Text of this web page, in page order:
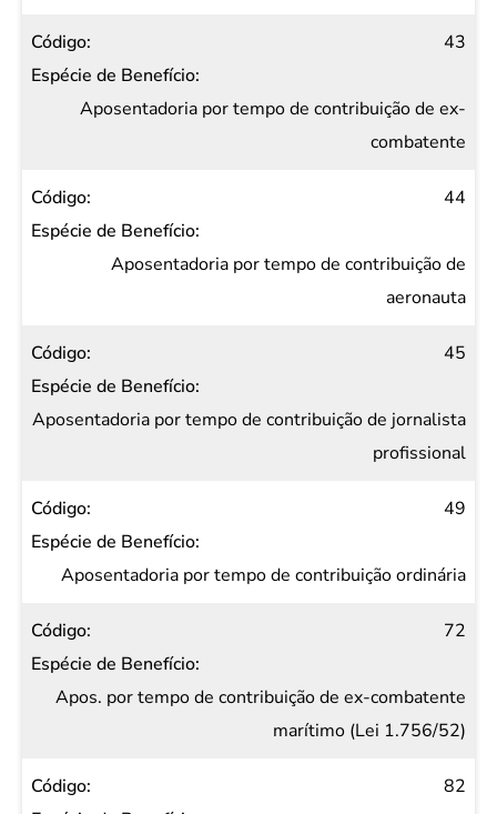
43
Aposentadoria por tempo de contribuição de ex-
combatente
44
Aposentadoria por tempo de contribuição de
aeronauta
45
Aposentadoria por tempo de contribuição de jornalista
profissional
49
Aposentadoria por tempo de contribuição ordinária
72
Apos. por tempo de contribuição de ex-combatente
marítimo (Lei 1.756/52)
82